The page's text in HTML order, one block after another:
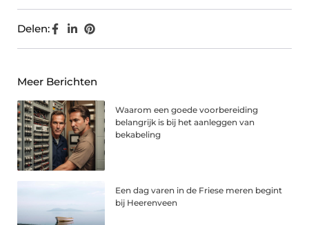
Delen:
Meer Berichten
Waarom een goede voorbereiding
belangrijk is bij het aanleggen van
bekabeling
Een dag varen in de Friese meren begint
bij Heerenveen